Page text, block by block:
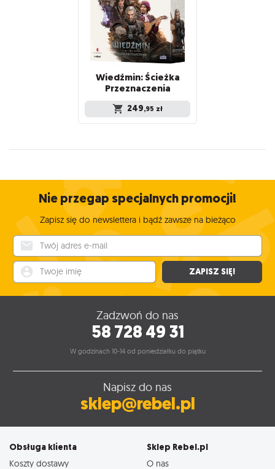
Wiedźmin: Ścieżka
Przeznaczenia
249,95 zł
Nie przegap specjalnych promocji!
Zapisz się do newslettera i bądź zawsze na bieżąco
ZAPISZ SIĘ!
Zadzwoń do nas
58 728 49 31
W godzinach 10-14 od poniedziałku do piątku
Napisz do nas
sklep@rebel.pl
Obsługa klienta
Koszty dostawy
Sklep Rebel.pl
O nas